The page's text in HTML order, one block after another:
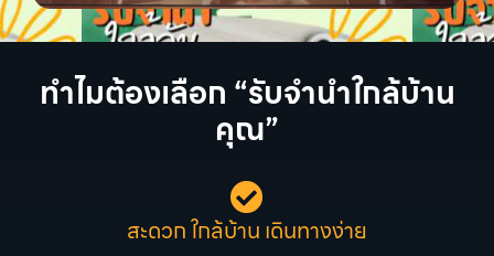
ทำไมต้องเลือก “รับจำนำใกล้บ้าน
คุณ”
สะดวก ใกล้บ้าน เดินทางง่าย